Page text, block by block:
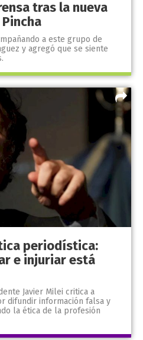
tras la nueva
a este grupo de
y agregó que se siente
periodística:
e injuriar está
Javier Milei critica a
difundir información falsa y
la ética de la profesión